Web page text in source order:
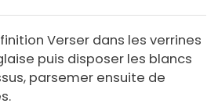
Verser dans les verrines
puis disposer les blancs
parsemer ensuite de